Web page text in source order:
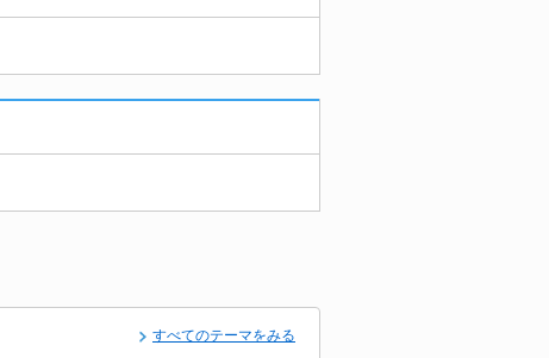
すべてのテーマをみる